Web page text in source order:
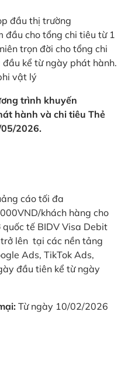
đầu thị trường
đầu cho tổng chi tiêu từ 1
trọn đời cho tổng chi
kể từ ngày phát hành.
vật lý
trình khuyến
hành và chi tiêu Thẻ
2026.
cáo tối đa
khách hàng cho
tế BIDV Visa Debit
lên tại các nền tảng
Ads, TikTok Ads,
đầu tiên kể từ ngày
Từ ngày 10/02/2026